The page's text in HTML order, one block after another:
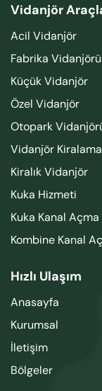
Vidanjör
Acil Vidanjör
Fabrika Vidanjörü
Küçük Vidanjör
Özel Vidanjör
Otopark
Vidanjör Kiralama
Kiralık Vidanjör
Kuka Hizmeti
Kuka Kanal Açma
Kombine Kanal
Hızlı Ulaşım
Anasayfa
Kurumsal
İletişim
Bölgeler